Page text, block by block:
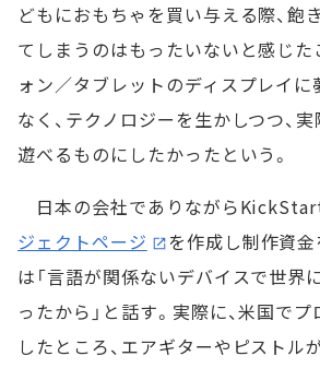
どもにおもちゃを買い与える際、飽
てしまうのはもったいないと感じた
ォン／タブレットのディスプレイ
なく、テクノロジーを生かしつつ、
遊べるものにしたかったという。
日本の会社でありながら
ジェクトページ
を作成し制作資
は「言語が関係ないデバイスで世界
ったから」と話す。実際に、米国で
したところ、エアギターやピストル